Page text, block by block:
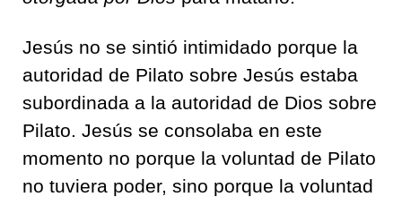
Jesús no se sintió intimidado porque la
autoridad de Pilato sobre Jesús estaba
subordinada a la autoridad de Dios sobre
Pilato. Jesús se consolaba en este
momento no porque la voluntad de Pilato
no tuviera poder, sino porque la voluntad